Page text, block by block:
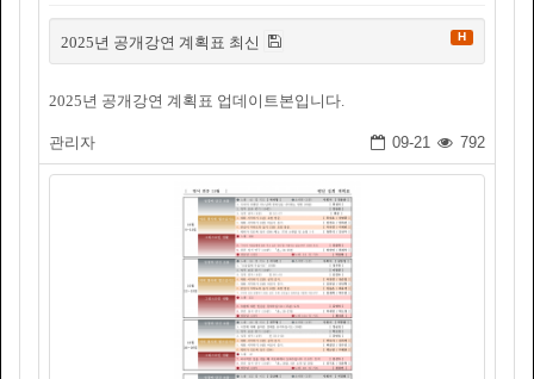
2025년 공개강연 계획표 최신 H
2025년 공개강연 계획표 업데이트본입니다.
관리자 09-21 792